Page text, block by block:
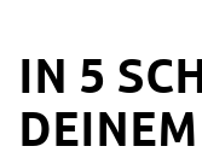
IN 5